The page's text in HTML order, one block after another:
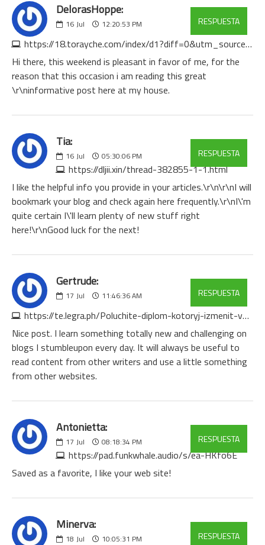
DelorasHoppe:
16 Jul 12:20:53 PM
https://18.torayche.com/index/d1?diff=0&utm_source=og&utm_campaign=20924&utm_content=&utm_clickid=nk8808gwg0s4cw8k&aurl=http://www.glklcs.com/comment/html/?21419.html
RESPUESTA
Hi there, this weekend is pleasant in favor of me, for the
reason that this occasion i am reading this great
\r\ninformative post here at my house.
Tia:
16 Jul 05:30:06 PM
https://dljii.xin/thread-382855-1-1.html
RESPUESTA
I like the helpful info you provide in your articles.\r\n\r\nI will
bookmark your blog and check again here frequently.\r\nI\'m
quite certain I\'ll learn plenty of new stuff right
here!\r\nGood luck for the next!
Gertrude:
17 Jul 11:46:36 AM
https://te.legra.ph/Poluchite-diplom-kotoryj-izmenit-vashu-zhizn-07-09
RESPUESTA
Nice post. I learn something totally new and challenging on
blogs I stumbleupon every day. It will always be useful to
read content from other writers and use a little something
from other websites.
Antonietta:
17 Jul 08:18:34 PM
https://pad.funkwhale.audio/s/ea-HKfo6E
RESPUESTA
Saved as a favorite, I like your web site!
Minerva:
18 Jul 10:05:31 PM RESPUESTA